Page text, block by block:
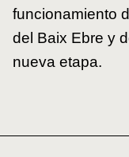
funcionamiento
del Baix Ebre y
nueva etapa.